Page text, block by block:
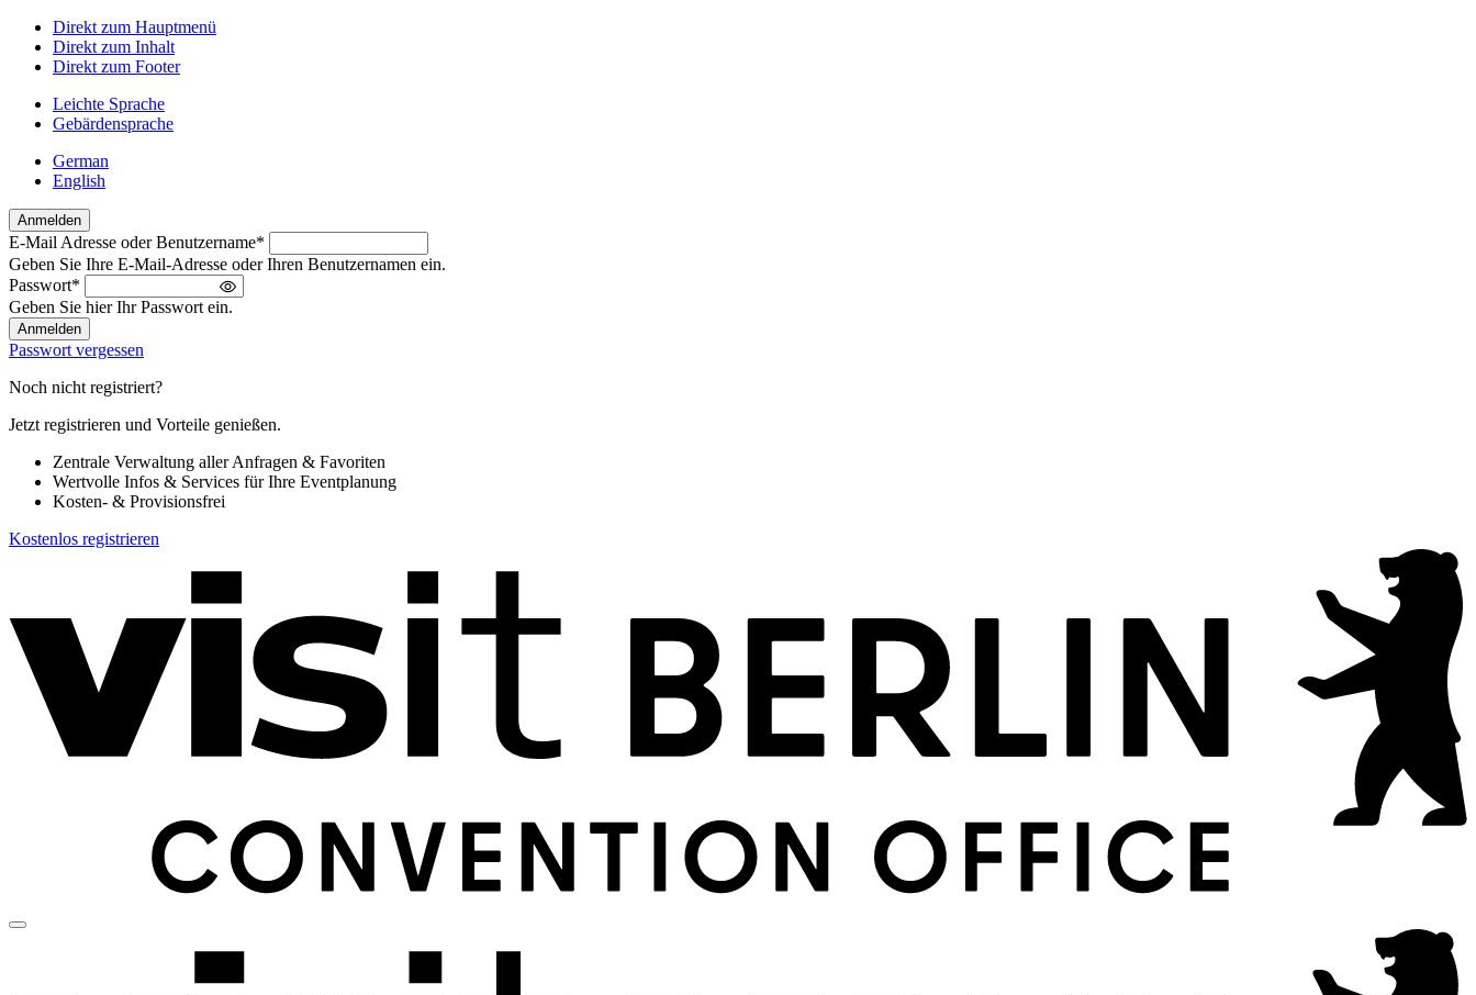
Direkt zum Hauptmenü
Direkt zum Inhalt
Direkt zum Footer
Leichte Sprache
Gebärdensprache
German
English
Anmelden
Willkommen
zurück!
Bitte
melden
Sie
sich
an
E-Mail Adresse oder Benutzername*
Geben Sie Ihre E-Mail-Adresse oder Ihren Benutzernamen ein.
Passwort*
Geben Sie hier Ihr Passwort ein.
Passwort vergessen
Noch nicht registriert?
Jetzt registrieren und Vorteile genießen.
Zentrale Verwaltung aller Anfragen & Favoriten
Wertvolle Infos & Services für Ihre Eventplanung
Kosten- & Provisionsfrei
Kostenlos registrieren